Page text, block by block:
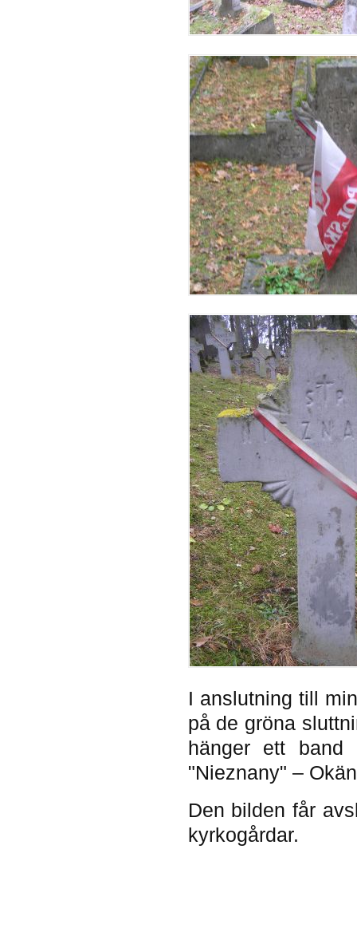
I anslutning till
på de gröna
hänger ett
"Nieznany" –
Den bilden får
kyrkogårdar.